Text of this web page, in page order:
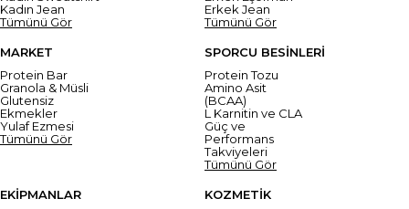
Kadın Jean
Tümünü Gör
Erkek Jean
Tümünü Gör
MARKET
Protein Bar
Granola & Müsli
Glutensiz
Ekmekler
Yulaf Ezmesi
Tümünü Gör
SPORCU BESİNLERİ
Protein Tozu
Amino Asit
(BCAA)
L Karnitin ve CLA
Güç ve
Performans
Takviyeleri
Tümünü Gör
EKİPMANLAR
KOZMETİK